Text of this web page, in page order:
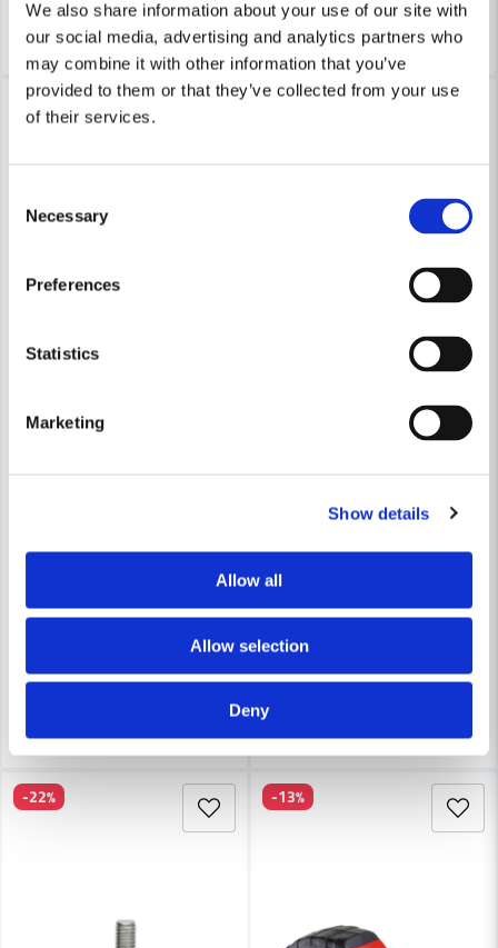
We also share information about your use of our site with
our social media, advertising and analytics partners who
may combine it with other information that you’ve
provided to them or that they’ve collected from your use
of their services.
Selection
Necessary
Preferences
Statistics
Marketing
Show details
Allow all
Allow selection
Deny
Köp Köp
BAHCO
Bahco 406T-225 Magnetiskt Torpedovattenpass i plast
Finns i Webblager
-26%
Hultafors Talmeter med flärp
314 kr
Finns i Webblager
-23%
-22% -13%